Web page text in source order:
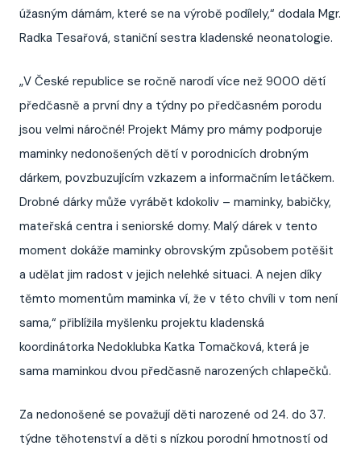
úžasným dámám, které se na výrobě podílely,“ dodala Mgr.
Radka Tesařová, staniční sestra kladenské neonatologie.
„V České republice se ročně narodí více než 9000 dětí
předčasně a první dny a týdny po předčasném porodu
jsou velmi náročné! Projekt Mámy pro mámy podporuje
maminky nedonošených dětí v porodnicích drobným
dárkem, povzbuzujícím vzkazem a informačním letáčkem.
Drobné dárky může vyrábět kdokoliv – maminky, babičky,
mateřská centra i seniorské domy. Malý dárek v tento
moment dokáže maminky obrovským způsobem potěšit
a udělat jim radost v jejich nelehké situaci. A nejen díky
těmto momentům maminka ví, že v této chvíli v tom není
sama,“ přiblížila myšlenku projektu kladenská
koordinátorka Nedoklubka Katka Tomačková, která je
sama maminkou dvou předčasně narozených chlapečků.
Za nedonošené se považují děti narozené od 24. do 37.
týdne těhotenství a děti s nízkou porodní hmotností od